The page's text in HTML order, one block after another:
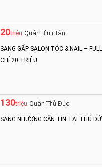
20triệu Quận Bình Tân
SANG GẤP SALON TÓC & NAIL –
CHỈ 20 TRIỆU
130triệu Quận Thủ Đức
SANG NHƯỢNG CĂN TIN TẠI THỦ